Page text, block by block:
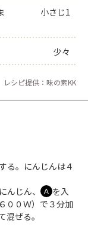
小さじ1
少々
レシピ提供：味の素KK
る。にんじんは４
んじん、 Ａ を入
００Ｗ）で３分加
ぜる。